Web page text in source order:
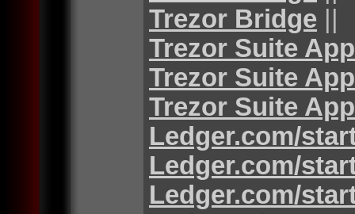
Trezor Bridge ||
Trezor Suite App
Trezor Suite App
Trezor Suite App
Ledger.com/
Ledger.com/
Ledger.com/